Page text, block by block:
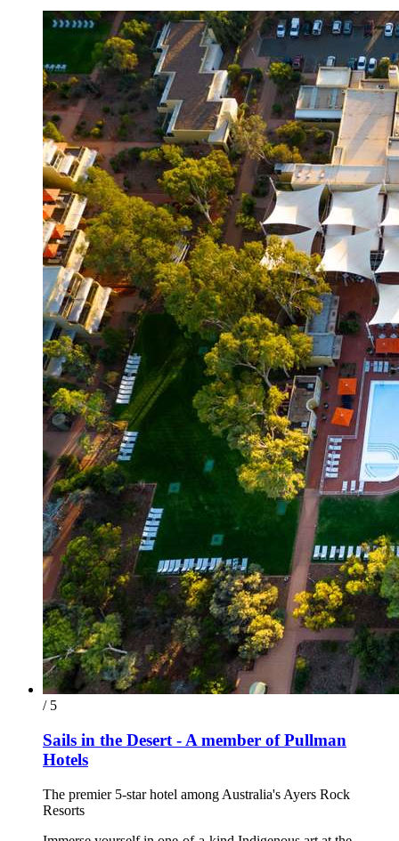
/ 5
Sails in the Desert - A member of Pullman
Hotels
The premier 5-star hotel among Australia's Ayers Rock
Resorts